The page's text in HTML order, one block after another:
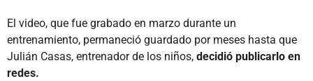
El video, que fue grabado en marzo durante un
entrenamiento, permaneció guardado por meses hasta que
Julián Casas, entrenador de los niños, decidió publicarlo en
redes.